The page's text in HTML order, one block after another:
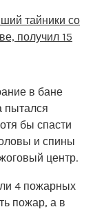
тайники со
получил 15
в бане
пытался
бы спасти
и спины
центр.
4 пожарных
пожар, а в